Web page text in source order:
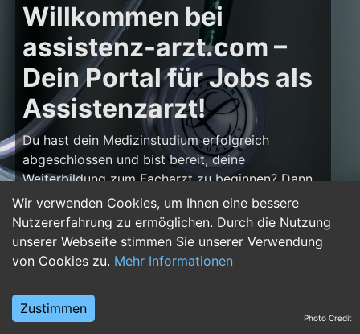
Wir verwenden Cookies, um Ihnen eine bessere
Nutzererfahrung zu ermöglichen. Durch die Nutzung
unserer Webseite stimmen Sie unserer Verwendung
von Cookies zu. Mehr Informationen
Zustimmen
Willkommen bei
assistenz-arzt.com –
Dein Portal für Jobs als
Assistenzarzt!
Du hast dein Medizinstudium erfolgreich
abgeschlossen und bist bereit, deine
Weiterbildung zum Facharzt zu beginnen? Dann
bist du aufassistenz-arzt.comgenau richtig!
Hier findest du zahlreiche Stellenangebote für
Assistenzärzte in allen Fachrichtungen – von der
Inneren Medizin über die Chirurgie bis hin zur
deine Karriere im Arztberuf und finde die
passende Klinik oder Praxis für deinen nächstenPhoto Credit